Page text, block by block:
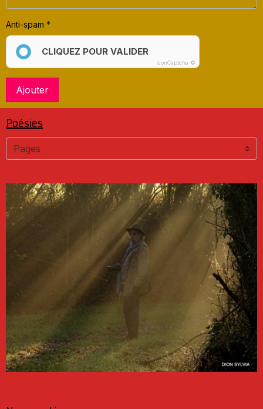
Anti-spam
CLIQUEZ POUR VALIDER
IconCaptcha ©
Ajouter
Poésies